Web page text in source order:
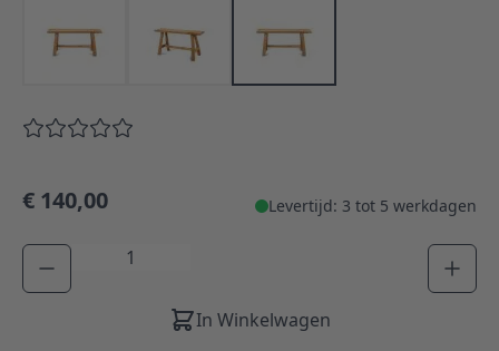
€ 140,00 Levertijd: 3 tot 5 werkdagen
Aantal
In Winkelwagen